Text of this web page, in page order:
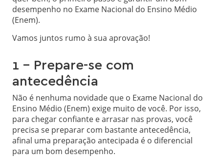
desempenho no Exame Nacional do Ensino Médio
(Enem).
Vamos juntos rumo à sua aprovação!
1 – Prepare-se com
antecedência
Não é nenhuma novidade que o Exame Nacional do
Ensino Médio (Enem) exige muito de você. Por isso,
para chegar confiante e arrasar nas provas, você
precisa se preparar com bastante antecedência,
afinal uma preparação antecipada é o diferencial
para um bom desempenho.